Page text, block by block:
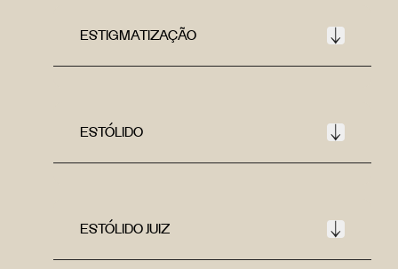
ESTIGMATIZAÇÃO
ESTÓLIDO
ESTÓLIDO JUIZ